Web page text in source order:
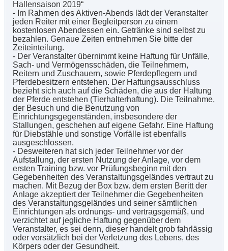
Hallensaison 2019“
- Im Rahmen des Aktiven-Abends lädt der Veranstalter
jeden Reiter mit einer Begleitperson zu einem
kostenlosen Abendessen ein. Getränke sind selbst zu
bezahlen. Genaue Zeiten entnehmen Sie bitte der
Zeiteinteilung.
- Der Veranstalter übernimmt keine Haftung für Unfälle,
Sach- und Vermögensschäden, die Teilnehmern,
Reitern und Zuschauern, sowie Pferdepflegern und
Pferdebesitzern entstehen. Der Haftungsausschluss
bezieht sich auch auf die Schäden, die aus der Haltung
der Pferde entstehen (Tierhalterhaftung). Die Teilnahme,
der Besuch und die Benutzung von
Einrichtungsgegenständen, insbesondere der
Stallungen, geschehen auf eigene Gefahr. Eine Haftung
für Diebstähle und sonstige Vorfälle ist ebenfalls
ausgeschlossen.
- Desweiteren hat sich jeder Teilnehmer vor der
Aufstallung, der ersten Nutzung der Anlage, vor dem
ersten Training bzw. vor Prüfungsbeginn mit den
Gegebenheiten des Veranstaltungsgeländes vertraut zu
machen. Mit Bezug der Box bzw. dem ersten Beritt der
Anlage akzeptiert der Teilnehmer die Gegebenheiten
des Veranstaltungsgeländes und seiner sämtlichen
Einrichtungen als ordnungs- und vertragsgemäß, und
verzichtet auf jegliche Haftung gegenüber dem
Veranstalter, es sei denn, dieser handelt grob fahrlässig
oder vorsätzlich bei der Verletzung des Lebens, des
Körpers oder der Gesundheit.